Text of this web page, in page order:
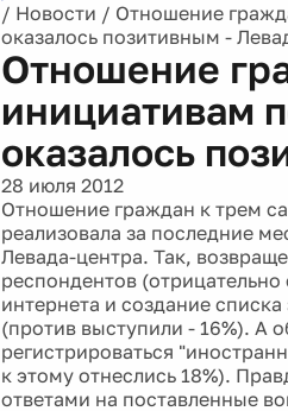
/ Новости / Отношение
оказалось позитивным -
Отношение
инициативам
оказалось
28 июля 2012
Отношение граждан к трем
реализовала за последние
Левада-центра. Так,
респондентов
интернета и создание
(против выступили - 16%). А
регистрироваться
к этому отнеслись 18%).
ответами на поставленные